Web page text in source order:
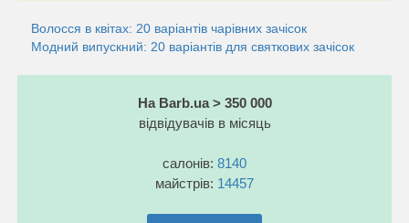
Волосся в квітах: 20 варіантів чарівних зачісок
Модний випускний: 20 варіантів для святкових зачісок
На Barb.ua > 350 000
відвідувачів в місяць
салонів: 8140
майстрів: 14457